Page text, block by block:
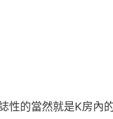
性的當然就是K房內